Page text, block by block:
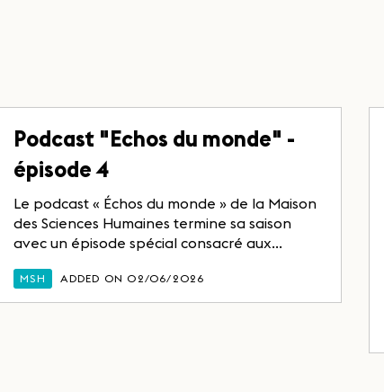
Podcast "Echos du monde" -
épisode 4
Le podcast « Échos du monde » de la Maison
des Sciences Humaines termine sa saison
avec un épisode spécial consacré aux...
MSH ADDED ON 02/06/2026